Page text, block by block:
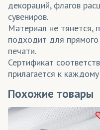
декораций, флагов
сувениров.
Материал не тянется,
подходит для
печати.
Сертификат
прилагается к
Похожие товары